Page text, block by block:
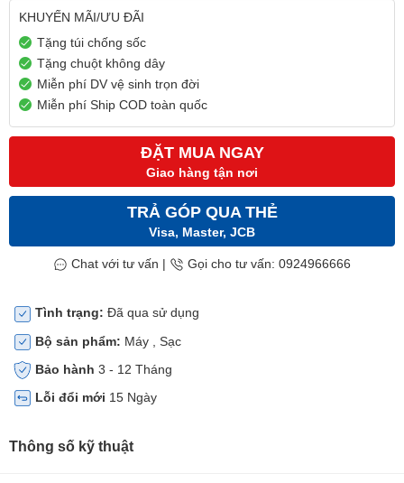
KHUYẾN MÃI/ƯU ĐÃI
Tặng túi chống sốc
Tặng chuột không dây
Miễn phí DV vệ sinh trọn đời
Miễn phí Ship COD toàn quốc
ĐẶT MUA NGAY
Giao hàng tận nơi
TRẢ GÓP QUA THẺ
Visa, Master, JCB
Chat với tư vấn | Gọi cho tư vấn: 0924966666
Tình trạng: Đã qua sử dụng
Bộ sản phẩm: Máy , Sạc
Bảo hành 3 - 12 Tháng
Lỗi đổi mới 15 Ngày
Thông số kỹ thuật